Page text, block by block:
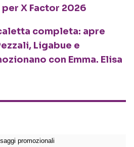
X Factor 2026
completa: apre
Ligabue e
con Emma. Elisa